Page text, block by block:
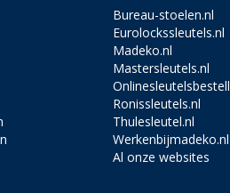
Bureau-stoelen.nl
Eurolockssleutels.nl
Madeko.nl
Mastersleutels.nl
Ronissleutels.nl
Thulesleutel.nl
Werkenbijmadeko.nl
Al onze websites